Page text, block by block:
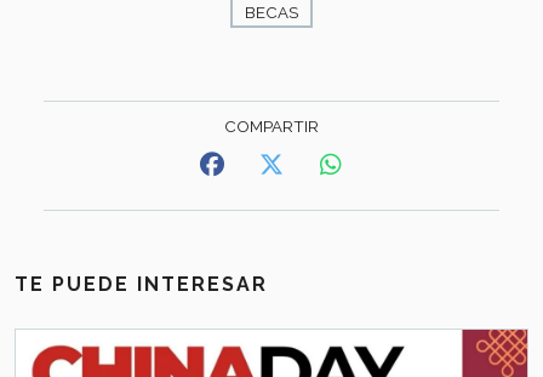
BECAS
TE PUEDE INTERESAR